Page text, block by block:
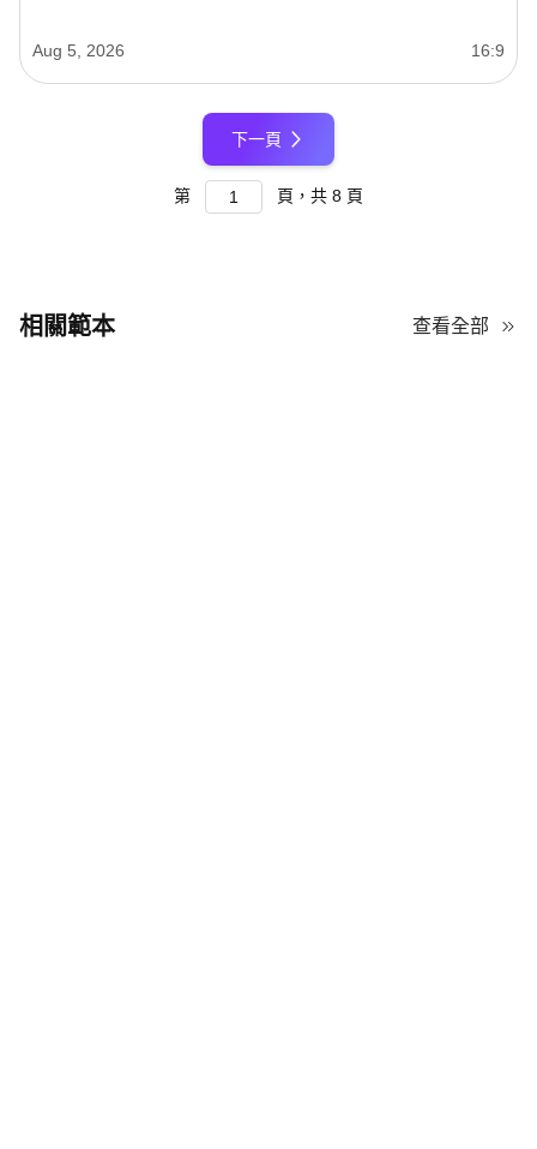
Aug 5, 2026 16:9
下一頁
第 頁，共 8 頁
相關範本 查看全部